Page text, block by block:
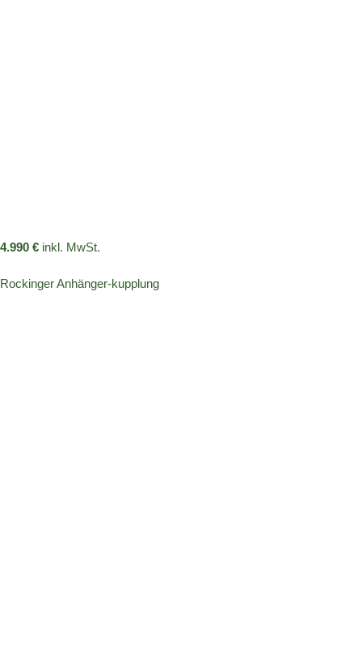
4.990 € inkl. MwSt.
Rockinger Anhänger-kupplung